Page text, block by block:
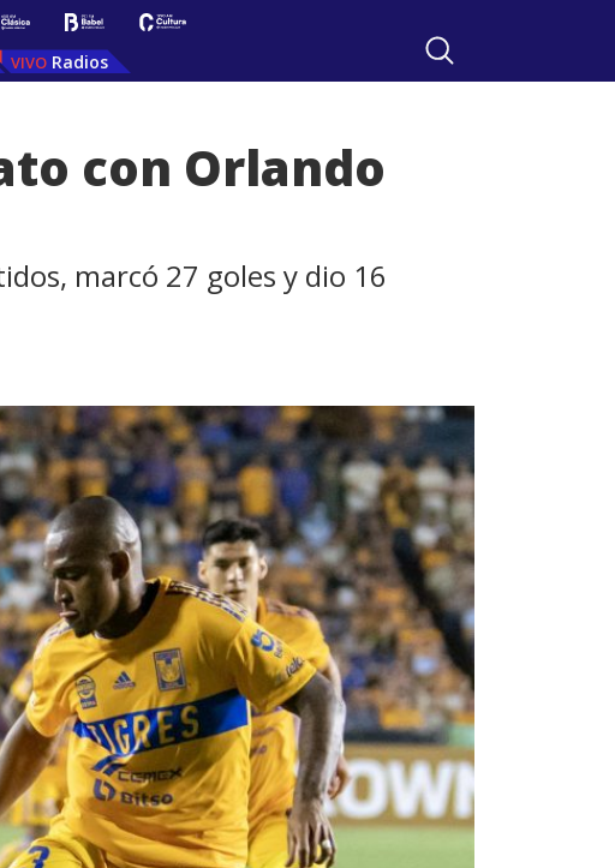
Radios
con Orlando
marcó 27 goles y dio 16